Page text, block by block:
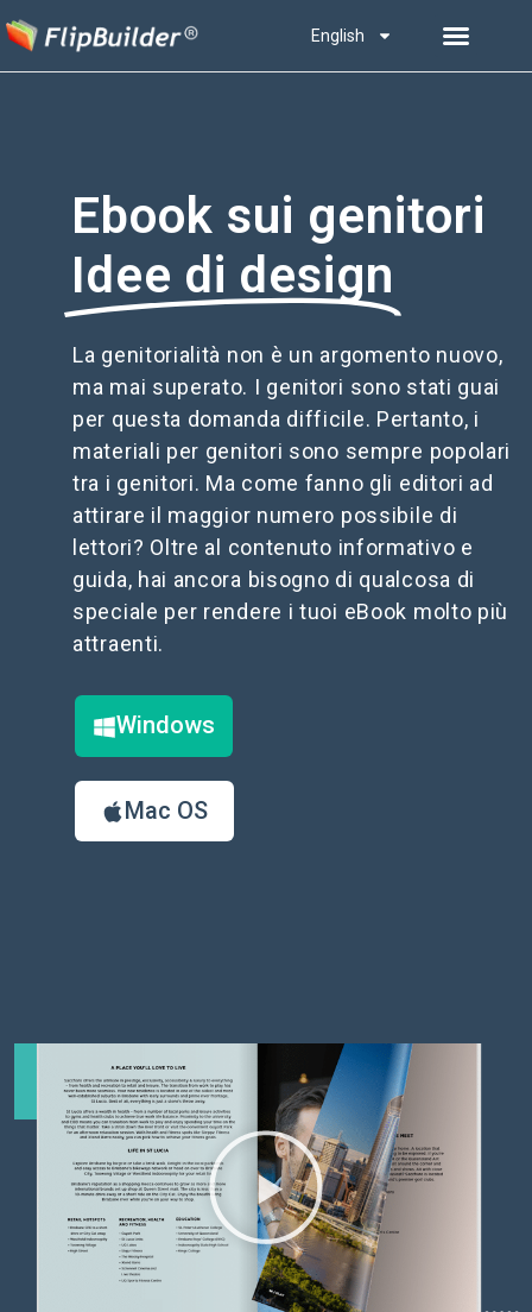
English
Ebook sui genitori
Idee di design
La genitorialità non è un argomento nuovo,
ma mai superato. I genitori sono stati guai
per questa domanda difficile. Pertanto, i
materiali per genitori sono sempre popolari
tra i genitori. Ma come fanno gli editori ad
attirare il maggior numero possibile di
lettori? Oltre al contenuto informativo e
guida, hai ancora bisogno di qualcosa di
speciale per rendere i tuoi eBook molto più
attraenti.
Windows
Mac OS